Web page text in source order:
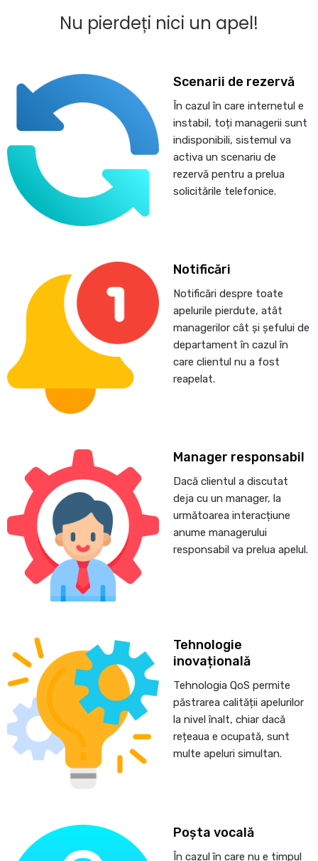
Nu pierdeți nici un apel!
Scenarii de rezervă
În cazul în care internetul e
instabil, toți managerii sunt
indisponibili, sistemul va
activa un scenariu de
rezervă pentru a prelua
solicitările telefonice.
Notificări
Notificări despre toate
apelurile pierdute, atât
managerilor cât și șefului de
departament în cazul în
care clientul nu a fost
reapelat.
Manager responsabil
Dacă clientul a discutat
deja cu un manager, la
următoarea interacțiune
anume managerului
responsabil va prelua apelul.
Tehnologie
inovațională
Tehnologia QoS permite
păstrarea calității apelurilor
la nivel înalt, chiar dacă
rețeaua e ocupată, sunt
multe apeluri simultan.
Poșta vocală
În cazul în care nu e timpul